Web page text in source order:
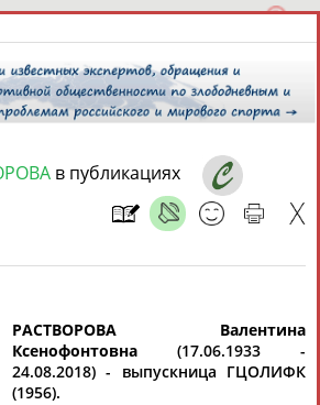
августа 2026 года,
И СПЕЦИАЛИСТЫ
Расширенный поиск
в публикациях
РАСТВОРОВА Валентина
Ксенофонтовна (17.06.1933 -
24.08.2018) - выпускница ГЦОЛИФК
(1956).